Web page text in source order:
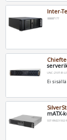
Inter-
88887177
UNC-210T-B-
Ei
mATX-
SST-RM23-502-